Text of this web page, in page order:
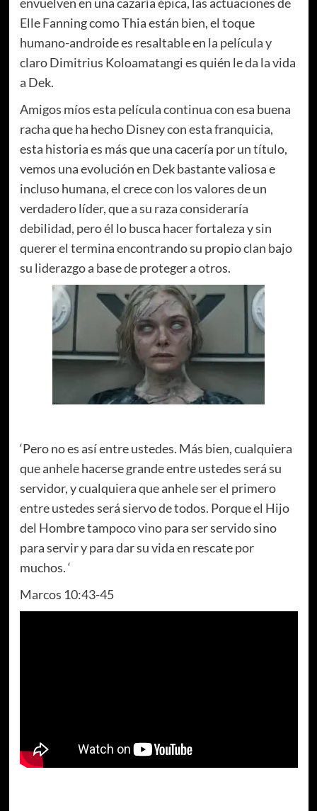
Elle Fanning como Thia están bien, el toque
humano-androide es resaltable en la película y
claro Dimitrius Koloamatangi es quién le da la vida
a Dek.
Amigos míos esta película continua con esa buena
racha que ha hecho Disney con esta franquicia,
esta historia es más que una cacería por un título,
vemos una evolución en Dek bastante valiosa e
incluso humana, el crece con los valores de un
verdadero líder, que a su raza consideraría
debilidad, pero él lo busca hacer fortaleza y sin
querer el termina encontrando su propio clan bajo
su liderazgo a base de proteger a otros.
‘Pero no es así entre ustedes. Más bien, cualquiera
que anhele hacerse grande entre ustedes será su
servidor, y cualquiera que anhele ser el primero
entre ustedes será siervo de todos. Porque el Hijo
del Hombre tampoco vino para ser servido sino
para servir y para dar su vida en rescate por
muchos. ‘
Marcos 10:43-45